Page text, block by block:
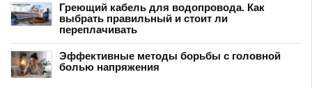
Греющий кабель для водопровода. Как
выбрать правильный и стоит ли
переплачивать
Эффективные методы борьбы с головной
болью напряжения